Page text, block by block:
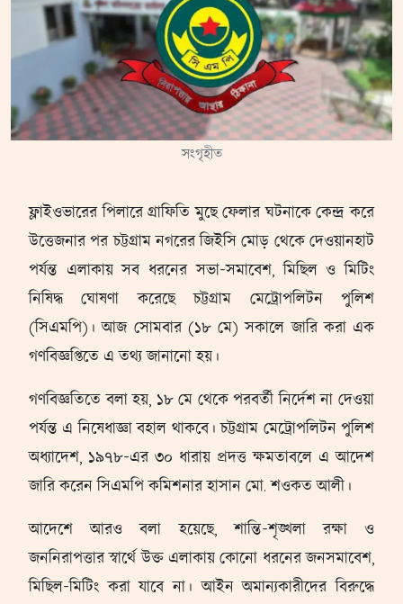
সংগৃহীত
ফ্লাইওভারের পিলারে গ্রাফিতি মুছে ফেলার ঘটনাকে কেন্দ্র করে
উত্তেজনার পর চট্টগ্রাম নগরের জিইসি মোড় থেকে দেওয়ানহাট
পর্যন্ত এলাকায় সব ধরনের সভা-সমাবেশ, মিছিল ও মিটিং
নিষিদ্ধ ঘোষণা করেছে চট্টগ্রাম মেট্রোপলিটন পুলিশ
(সিএমপি)। আজ সোমবার (১৮ মে) সকালে জারি করা এক
গণবিজ্ঞপ্তিতে এ তথ্য জানানো হয়।
গণবিজ্ঞতিতে বলা হয়, ১৮ মে থেকে পরবর্তী নির্দেশ না দেওয়া
পর্যন্ত এ নিষেধাজ্ঞা বহাল থাকবে। চট্টগ্রাম মেট্রোপলিটন পুলিশ
অধ্যাদেশ, ১৯৭৮-এর ৩০ ধারায় প্রদত্ত ক্ষমতাবলে এ আদেশ
জারি করেন সিএমপি কমিশনার হাসান মো. শওকত আলী।
আদেশে আরও বলা হয়েছে, শান্তি-শৃঙ্খলা রক্ষা ও
জননিরাপত্তার স্বার্থে উক্ত এলাকায় কোনো ধরনের জনসমাবেশ,
মিছিল-মিটিং করা যাবে না। আইন অমান্যকারীদের বিরুদ্ধে